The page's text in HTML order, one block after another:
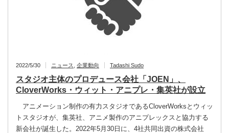
2022/5/30 ニュース 企業動向 Tadashi Sudo
スタジオ主体のプロデュース会社「JOEN」、
CloverWorks・ウィット・アニプレ・集英社が設立
アニメーション制作の有力スタジオであるCloverWorksとウィッ
トスタジオが、集英社、アニメ製作のアニプレックスと協力する
新会社が誕生した。2022年5月30日に、4社共同出資の株式会社